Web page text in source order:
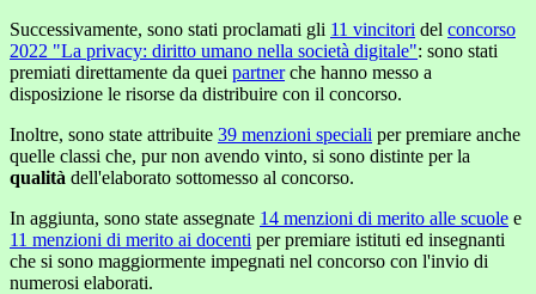
Successivamente, sono stati proclamati gli 11 vincitori del concorso
2022 "La privacy: diritto umano nella società digitale": sono stati
premiati direttamente da quei partnerche hanno messo a
disposizione le risorse da distribuire con il concorso.
Inoltre, sono state attribuite 39 menzioni speciali per premiare anche
quelle classi che, pur non avendo vinto, si sono distinte per la
qualità dell'elaborato sottomesso al concorso.
In aggiunta, sono state assegnate 14 menzioni di merito alle scuole e
11 menzioni di merito ai docenti per premiare istituti ed insegnanti
che si sono maggiormente impegnati nel concorso con l'invio di
numerosi elaborati.